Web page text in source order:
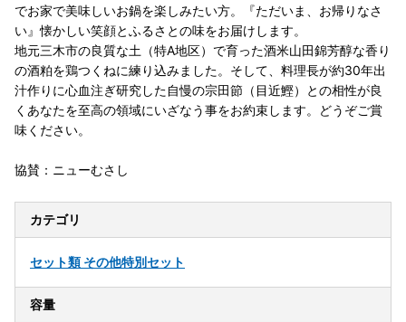
でお家で美味しいお鍋を楽しみたい方。『ただいま、お帰りなさ
い』懐かしい笑顔とふるさとの味をお届けします。
地元三木市の良質な土（特A地区）で育った酒米山田錦芳醇な香り
の酒粕を鶏つくねに練り込みました。そして、料理長が約30年出
汁作りに心血注ぎ研究した自慢の宗田節（目近鰹）との相性が良
くあなたを至高の領域にいざなう事をお約束します。どうぞご賞
味ください。
協賛：ニューむさし
カテゴリ
セット類 その他特別セット
容量